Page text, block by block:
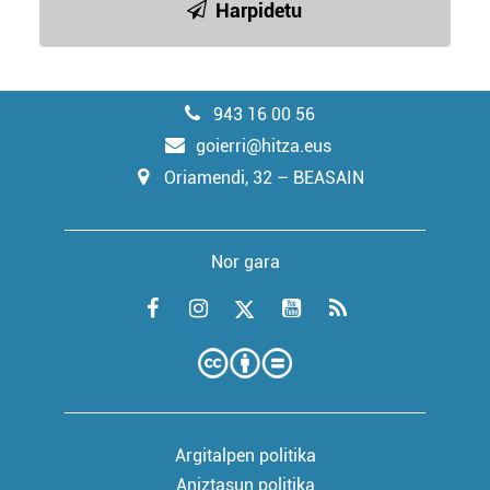
Harpidetu
943 16 00 56
goierri@hitza.eus
Oriamendi, 32 – BEASAIN
Nor gara
Argitalpen politika
Aniztasun politika